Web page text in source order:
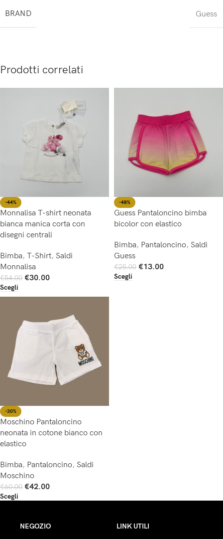
BRAND Guess
Prodotti correlati
-44%
Monnalisa T-shirt neonata
bianca manica corta con
disegni centrali
Bimba, T-Shirt, Saldi
Monnalisa
€54.00 €30.00
Scegli
-48%
Guess Pantaloncino bimba
bicolor con elastico
Bimba, Pantaloncino, Saldi
Guess
€25.00 €13.00
Scegli
-30%
Moschino Pantaloncino
neonata in cotone bianco con
elastico
Bimba, Pantaloncino, Saldi
Moschino
€60.00 €42.00
Scegli
NEGOZIO
LINK UTILI